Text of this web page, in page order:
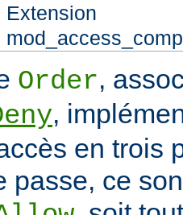
Extension
Order,
,
en trois
passe, ce